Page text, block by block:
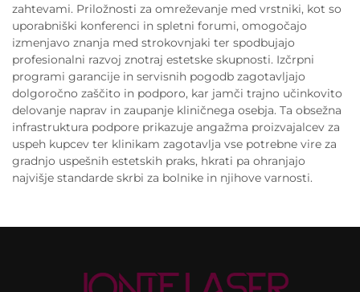
zahtevami. Priložnosti za omreževanje med vrstniki, kot so
uporabniški konferenci in spletni forumi, omogočajo
izmenjavo znanja med strokovnjaki ter spodbujajo
profesionalni razvoj znotraj estetske skupnosti. Izčrpni
programi garancije in servisnih pogodb zagotavljajo
dolgoročno zaščito in podporo, kar jamči trajno učinkovito
delovanje naprav in zaupanje kliničnega osebja. Ta obsežna
infrastruktura podpore prikazuje angažma proizvajalcev za
uspeh kupcev ter klinikam zagotavlja vse potrebne vire za
gradnjo uspešnih estetskih praks, hkrati pa ohranjajo
najvišje standarde skrbi za bolnike in njihove varnosti.